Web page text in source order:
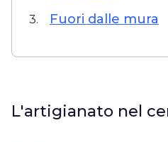
3. Fuori dalle mura
L'artigianato nel